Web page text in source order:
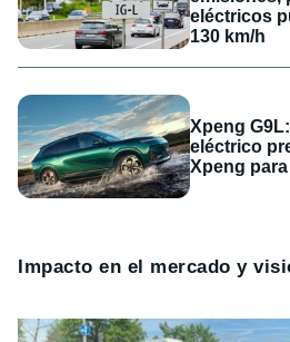
eléctricos
130 km/h
Xpeng
eléctrico
Xpeng
Impacto en el mercado y